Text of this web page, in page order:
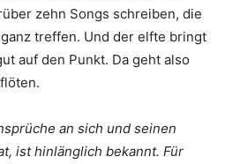
zehn Songs schreiben, die
treffen. Und der elfte bringt
auf den Punkt. Da geht also
an sich und seinen
ist hinlänglich bekannt. Für